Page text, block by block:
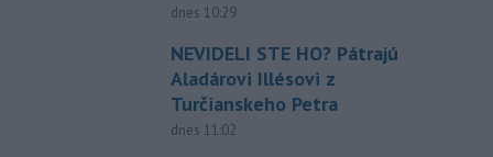
dnes 10:29
NEVIDELI STE HO? Pátrajú
Aladárovi Illésovi z
Turčianskeho Petra
dnes 11:02